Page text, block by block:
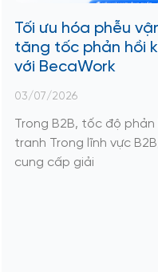
Tối ưu hóa phễu
tăng tốc phản hồi
với BecaWork
03/07/2026
Trong B2B, tốc độ
tranh Trong lĩnh vực
cung cấp giải